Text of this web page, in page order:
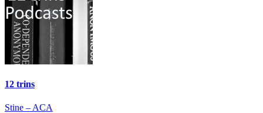
12 trins
Indlægsnavigation
Stine – ACA